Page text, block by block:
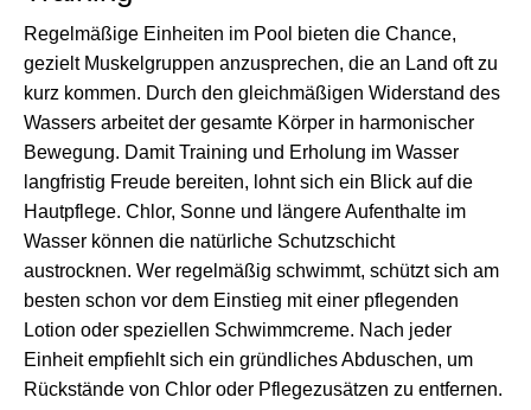
Regelmäßige Einheiten im Pool bieten die Chance,
gezielt Muskelgruppen anzusprechen, die an Land oft zu
kurz kommen. Durch den gleichmäßigen Widerstand des
Wassers arbeitet der gesamte Körper in harmonischer
Bewegung. Damit Training und Erholung im Wasser
langfristig Freude bereiten, lohnt sich ein Blick auf die
Hautpflege. Chlor, Sonne und längere Aufenthalte im
Wasser können die natürliche Schutzschicht
austrocknen. Wer regelmäßig schwimmt, schützt sich am
besten schon vor dem Einstieg mit einer pflegenden
Lotion oder speziellen Schwimmcreme. Nach jeder
Einheit empfiehlt sich ein gründliches Abduschen, um
Rückstände von Chlor oder Pflegezusätzen zu entfernen.